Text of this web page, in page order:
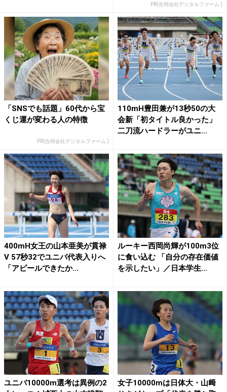
PR(合同会社デジタルファーム )
「SNSでも話題」60代から宝
くじ運が変わる人の特徴
PR(合同会社デジタルファーム )
110mH豊田兼が13秒50の大
会新「初タイトル良かった」
二刀流ハードラーがユニ...
400mH女王の山本亜美が貫禄
V 57秒32でユニバ代表入りへ
「アピールできたか...
ルーキー西岡尚輝が100m3位
に食い込む 「自分の存在価値
を示したい」／日本学生...
ユニバ10000m選考は異例の2
女子10000mは日体大・山﨑